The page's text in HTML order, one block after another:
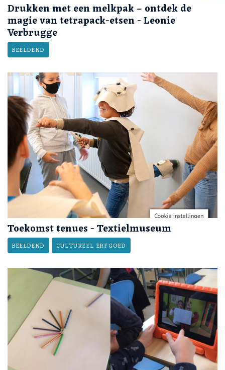
Drukken met een melkpak – ontdek de
magie van tetrapack-etsen - Leonie
Verbrugge
BEELDEND
Toekomst tenues - Textielmuseum
BEELDEND CULTUREEL ERFGOED